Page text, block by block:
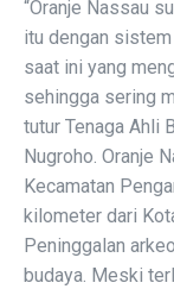
“Oranje Nassau
itu dengan
saat ini yang
sehingga sering
tutur Tenaga Ahli
Nugroho. Oranje
Kecamatan
kilometer dari
Peninggalan
budaya. Meski